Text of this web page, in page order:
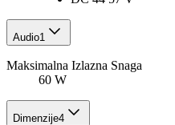
Audio1
Maksimalna Izlazna Snaga
60 W
Dimenzije4